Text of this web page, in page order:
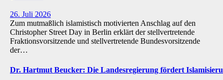
26. Juli 2026
Zum mutmaßlich islamistisch motivierten Anschlag auf den
Christopher Street Day in Berlin erklärt der stellvertretende
Fraktionsvorsitzende und stellvertretende Bundesvorsitzende
der…
Dr. Hartmut Beucker: Die Landesregierung fördert